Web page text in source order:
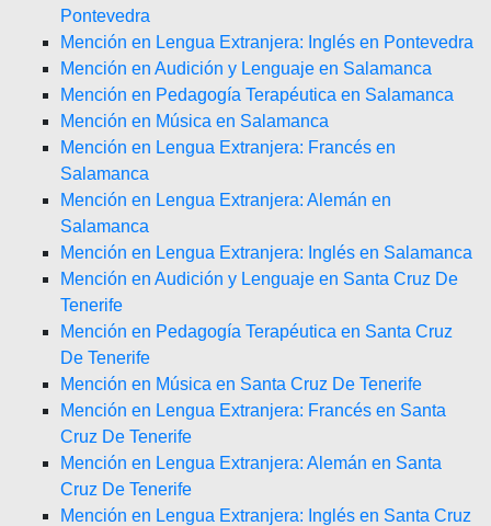
Pontevedra
Mención en Lengua Extranjera: Inglés en Pontevedra
Mención en Audición y Lenguaje en Salamanca
Mención en Pedagogía Terapéutica en Salamanca
Mención en Música en Salamanca
Mención en Lengua Extranjera: Francés en
Salamanca
Mención en Lengua Extranjera: Alemán en
Salamanca
Mención en Lengua Extranjera: Inglés en Salamanca
Mención en Audición y Lenguaje en Santa Cruz De
Tenerife
Mención en Pedagogía Terapéutica en Santa Cruz
De Tenerife
Mención en Música en Santa Cruz De Tenerife
Mención en Lengua Extranjera: Francés en Santa
Cruz De Tenerife
Mención en Lengua Extranjera: Alemán en Santa
Cruz De Tenerife
Mención en Lengua Extranjera: Inglés en Santa Cruz